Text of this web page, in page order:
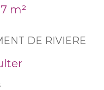
m²
DE RIVIERE